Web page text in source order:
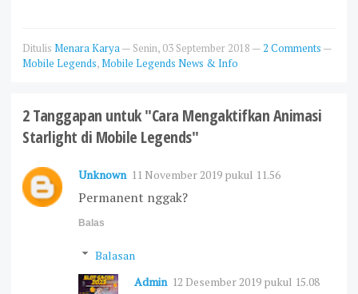
Ditulis Menara Karya— Senin, 03 September 2018 — 2 Comments —
Mobile Legends,Mobile Legends News & Info
2 Tanggapan untuk "Cara Mengaktifkan Animasi
Starlight di Mobile Legends"
Unknown 11 November 2019 pukul 11.56
Permanent nggak?
Balas
Balasan
Admin 12 Desember 2019 pukul 15.08